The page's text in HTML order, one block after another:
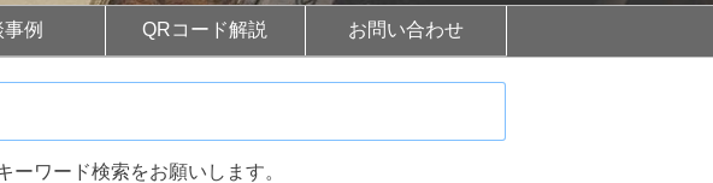
例 QRコード解説 お問い合わせ
ワード検索をお願いします。